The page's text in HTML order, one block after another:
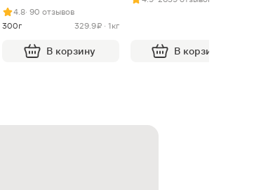
4.8· 90 отзывов
300г
329.9 ₽ · 1кг
В корзину В корзину